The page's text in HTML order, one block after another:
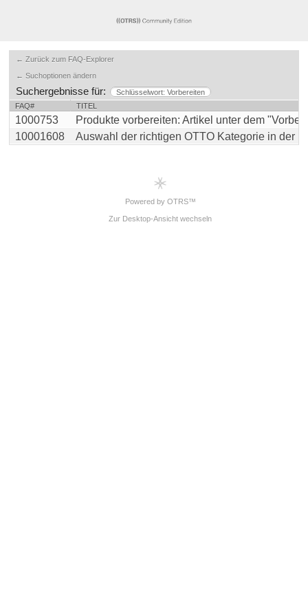
← Zurück zum FAQ-Explorer
← Suchoptionen ändern
Suchergebnisse für:
Schlüsselwort: Vorbereiten
FAQ#
TITEL
1000753
Produkte vorbereiten: Artikel unter dem
10001608
Auswahl der richtigen OTTO Kategorie in der
Powered by OTRS™
Zur Desktop-Ansicht wechseln